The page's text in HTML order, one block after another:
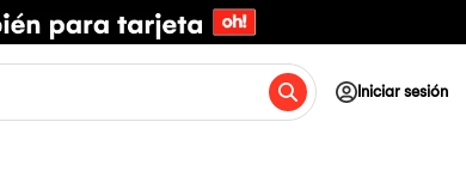
Iniciar sesión